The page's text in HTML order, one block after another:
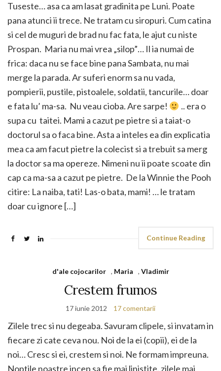
Tuseste… asa ca am lasat gradinita pe Luni. Poate
pana atunci ii trece. Ne tratam cu siropuri. Cum catina
si cel de muguri de brad nu fac fata, le ajut cu niste
Prospan. Maria nu mai vrea „silop”… Il ia numai de
frica: daca nu se face bine pana Sambata, nu mai
merge la parada. Ar suferi enorm sa nu vada,
pompierii, pustile, pistoalele, soldatii, tancurile… doar
e fata lu’ ma-sa. Nu veau cioba. Are sarpe!
.. era o
supa cu taitei. Mami a cazut pe pietre si a taiat-o
doctorul sa o faca bine. Asta a inteles ea din explicatia
mea ca am facut pietre la colecist si a trebuit sa merg
la doctor sa ma opereze. Nimeni nu ii poate scoate din
cap ca ma-sa a cazut pe pietre. De la Winnie the Pooh
citire: La naiba, tati! Las-o bata, mami! … le tratam
doar cu ignore […]
Continue Reading
d'ale cojocarilor , Maria , Vladimir
Crestem frumos
17 iunie 2012 17 comentarii
Zilele trec si nu degeaba. Savuram clipele, si invatam in
fiecare zi cate ceva nou. Noi de la ei (copii), ei de la
noi… Cresc si ei, crestem si noi. Ne formam impreuna.
Noptile noastre incep sa fie mai linistite, zilele mai